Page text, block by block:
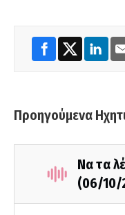
Προηγούμενα
Να τα
(06/10/